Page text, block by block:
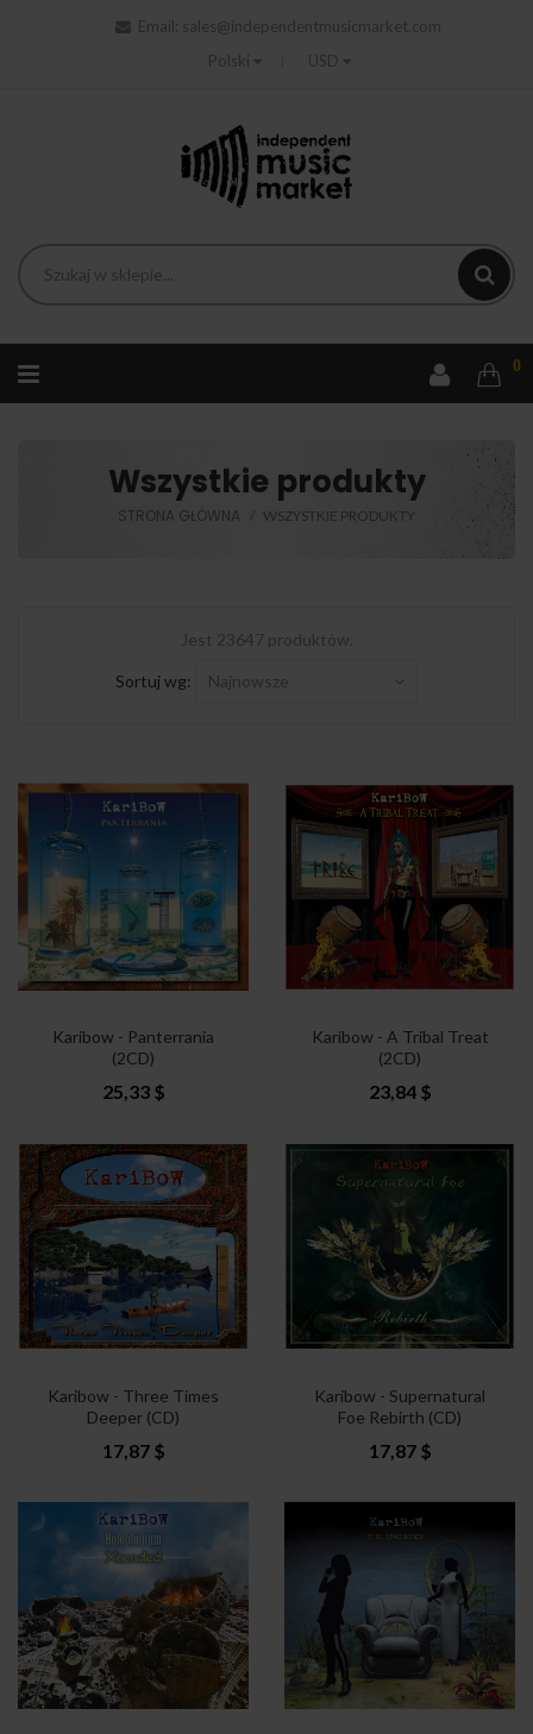
Email:
sales@independentmusicmarket.com
Polski
USD
0
Wszystkie produkty
STRONA GŁÓWNA WSZYSTKIE PRODUKTY
Jest 23647 produktów.
Sortuj wg: Najnowsze
Karibow - Panterrania
(2CD)
25,33 $
Karibow - A Tribal Treat
(2CD)
23,84 $
Karibow - Three Times
Deeper (CD)
17,87 $
Karibow - Supernatural
Foe Rebirth (CD)
17,87 $